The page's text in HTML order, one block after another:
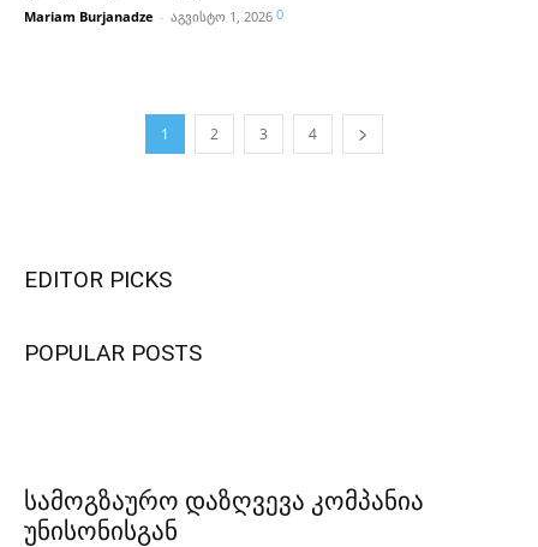
Mariam Burjanadze - აგვისტო 1, 2026 0
1 2 3 4
EDITOR PICKS
POPULAR POSTS
სამოგზაურო დაზღვევა კომპანია
უნისონისგან